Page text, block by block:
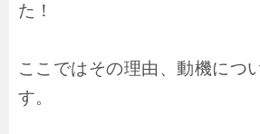
た！
ここではその理由、動機につ
す。